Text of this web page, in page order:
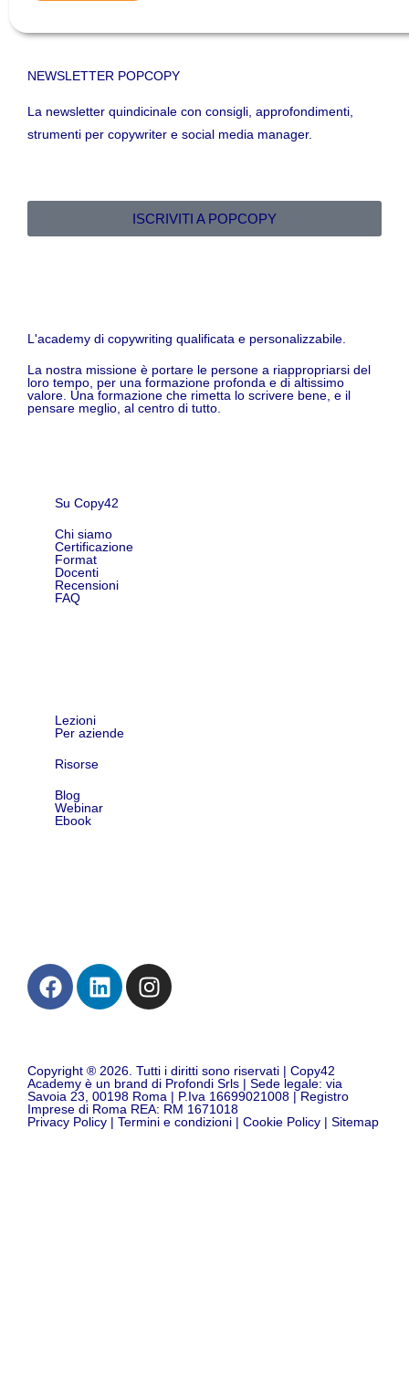
NEWSLETTER POPCOPY
La newsletter quindicinale con consigli, approfondimenti,
strumenti per copywriter e social media manager.
ISCRIVITI A POPCOPY
L'academy di copywriting qualificata e personalizzabile.
La nostra missione è portare le persone a riappropriarsi del
loro tempo, per una formazione profonda e di altissimo
valore. Una formazione che rimetta lo scrivere bene, e il
pensare meglio, al centro di tutto.
Su Copy42
Chi siamo
Certificazione
Format
Docenti
Recensioni
FAQ
Lezioni
Per aziende
Risorse
Blog
Webinar
Ebook
Copyright ® 2026. Tutti i diritti sono riservati | Copy42
Academy è un brand di Profondi Srls | Sede legale: via
Savoia 23, 00198 Roma | P.Iva 16699021008 | Registro
Imprese di Roma REA: RM 1671018
Privacy Policy | Termini e condizioni | Cookie Policy | Sitemap